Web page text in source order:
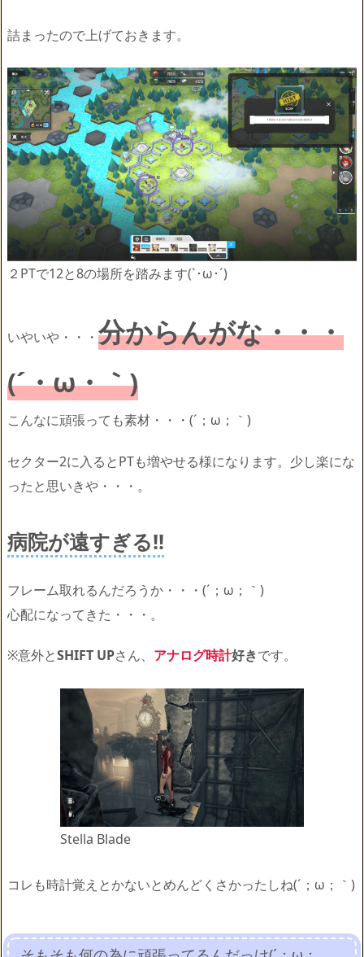
詰まったので上げておきます。
２PTで12と8の場所を踏みます(`･ω･´)ゞ
いやいや・・・ 分からんがな・・・
(´・ω・｀)
こんなに頑張っても素材・・・(´；ω；｀)
セクター2に入るとPTも増やせる様になります。少し楽にな
ったと思いきや・・・。
病院が遠すぎる!!
フレーム取れるんだろうか・・・(´；ω；｀)
心配になってきた・・・。
※意外とSHIFT UPさん、 アナログ時計好きです。
Stella Blade
コレも時計覚えとかないとめんどくさかったしね(´；ω；｀)